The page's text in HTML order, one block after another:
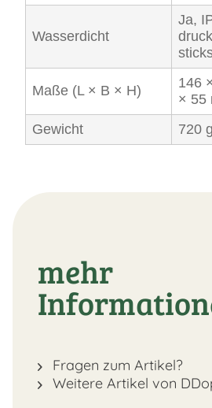
Wasserdicht
Ja,
Maße (L × B × H)
146
× 55
Gewicht
720 g
mehr
Fragen zum Artikel?
Weitere Artikel von